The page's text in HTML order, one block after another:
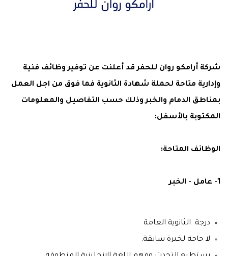
شركة أرامكو روان للحفر قد أعلنت عن توفير وظائف فنية
وإدارية متاحة لحملة شهادة الثانوية فما فوق من اجل العمل
بمناطق الدمام والخبر وذلك حسب التفاصيل والمعلومات
المكتوبة بالأسفل:
الوظائف المتاحة:
1- عامل - الخبر
درجة الثانوية العامة
لا حاجة لخبرة سابقة.